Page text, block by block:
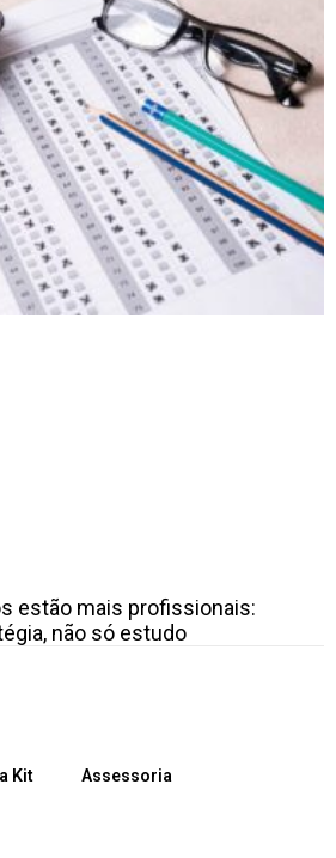
estão mais profissionais:
não só estudo
Kit Assessoria